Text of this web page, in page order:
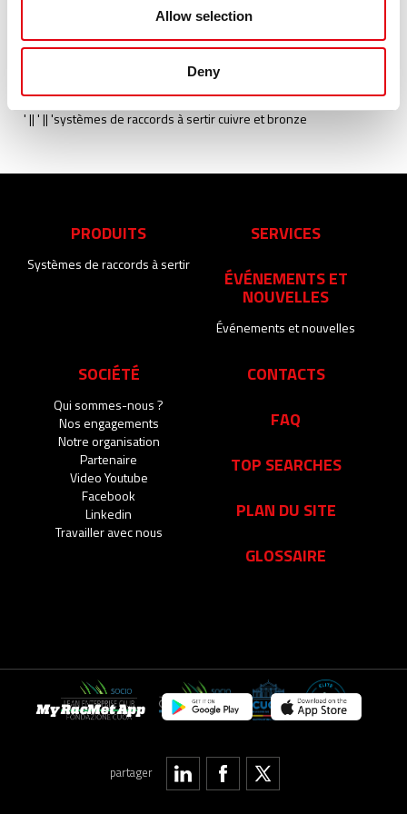
Allow selection
Deny
raccord a sertir inox
' || '' || 'systèmes de raccords à sertir cuivre et bronze
' || ' || 'systèmes de raccords à sertir cuivre et bronze
PRODUITS
Systèmes de raccords à sertir
SERVICES
ÉVÉNEMENTS ET
NOUVELLES
Événements et nouvelles
SOCIÉTÉ
Qui sommes-nous ?
Nos engagements
Notre organisation
Partenaire
Video Youtube
Facebook
Linkedin
Travailler avec nous
CONTACTS
FAQ
TOP SEARCHES
PLAN DU SITE
GLOSSAIRE
partager
My RacMet App